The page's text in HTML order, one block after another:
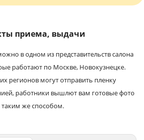
приема, выдачи
в одном из представительств салона
работают по Москве, Новокузнецке.
регионов могут отправить пленку
работники вышлют вам готовые фото
таким же способом.